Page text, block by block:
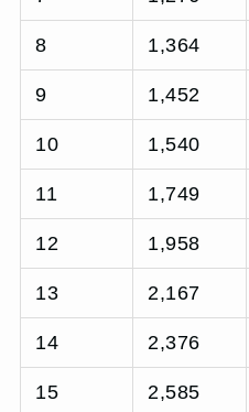
8 1,364
9 1,452
10 1,540
11 1,749
12 1,958
13 2,167
14 2,376
15 2,585